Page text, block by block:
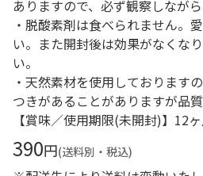
ありますので、必ず観察しながら
・脱酸素剤は食べられません。
い。また開封後は効果がなくな
い。
・天然素材を使用しております
つきがあることがありますが品
【賞味／使用期限(未開封)】12
390円(送料別・税込)